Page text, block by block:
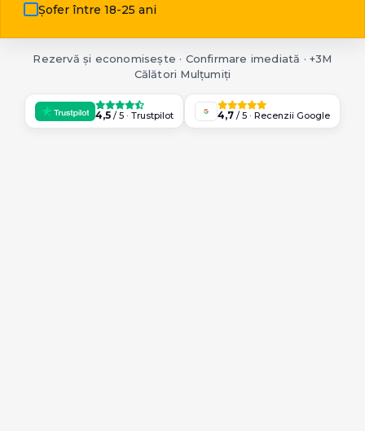
Șofer între 18-25 ani
Rezervă și economisește · Confirmare imediată · +3M
Călători Mulțumiți
4,5/ 5 · Trustpilot 4,7/ 5 · Recenzii Google